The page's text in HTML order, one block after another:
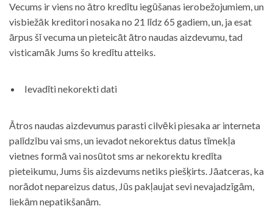
Vecums ir viens no ātro kredītu iegūšanas ierobežojumiem, un
visbiežāk kreditori nosaka no 21 līdz 65 gadiem, un, ja esat
ārpus šī vecuma un pieteicāt ātro naudas aizdevumu, tad
visticamāk Jums šo kredītu atteiks.
Ievadīti nekorekti dati
Ātros naudas aizdevumus parasti cilvēki piesaka ar interneta
palīdzību vai sms, un ievadot nekorektus datus tīmekļa
vietnes formā vai nosūtot sms ar nekorektu kredīta
pieteikumu, Jums šis aizdevums netiks piešķirts. Jāatceras, ka
norādot nepareizus datus, Jūs pakļaujat sevi nevajadzīgām,
liekām nepatikšanām.